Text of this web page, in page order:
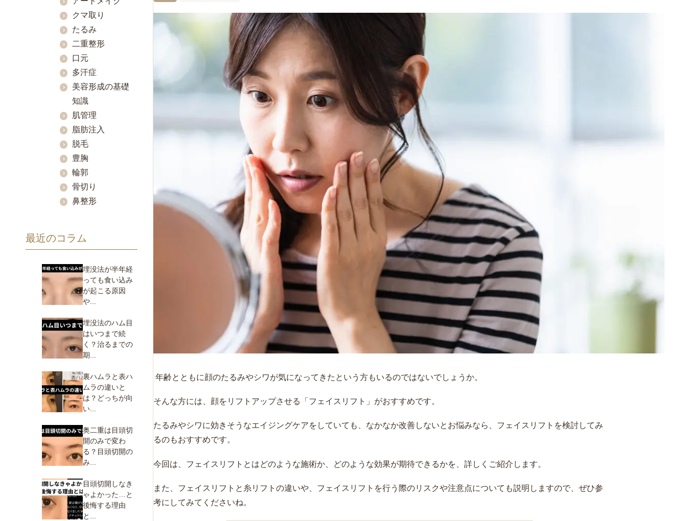
年齢とともに顔のたるみやシワが気になってきたという方もいるのではないでしょうか。
そんな方には、顔をリフトアップさせる「フェイスリフト」がおすすめです。
たるみやシワに効きそうなエイジングケアをしていても、なかなか改善しないとお悩みなら、フェイスリフトを検討してみ
るのもおすすめです。
今回は、フェイスリフトとはどのような施術か、どのような効果が期待できるかを、詳しくご紹介します。
また、フェイスリフトと糸リフトの違いや、フェイスリフトを行う際のリスクや注意点についても説明しますので、ぜひ参
考にしてみてくださいね。
クマ取り
たるみ
二重整形
口元
多汗症
美容形成の基礎
知識
肌管理
脂肪注入
脱毛
豊胸
輪郭
骨切り
鼻整形
最近のコラム
埋没法が半年経
っても食い込み
が起こる原因
や...
埋没法のハム目
はいつまで続
く？治るまでの
期...
裏ハムラと表ハ
ムラの違いと
は？どっちが向
い...
奥二重は目頭切
開のみで変わ
る？目頭切開の
み...
目頭切開しなき
ゃよかった…と
後悔する理由
と...